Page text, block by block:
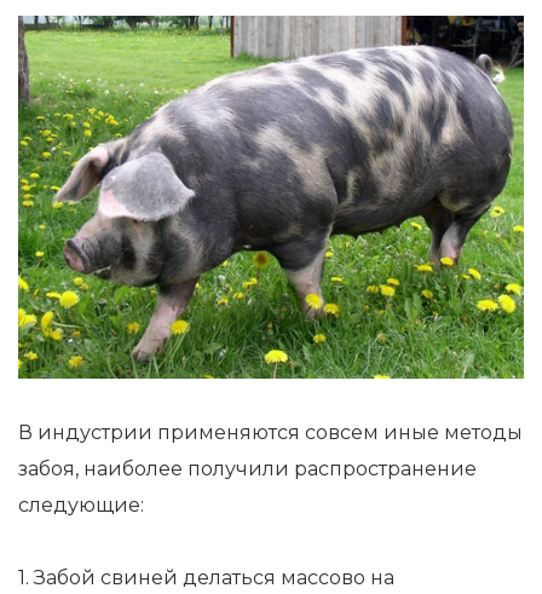
В индустрии применяются совсем иные методы
забоя, наиболее получили распространение
следующие:
1. Забой свиней делаться массово на